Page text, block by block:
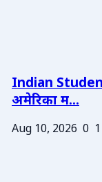
Indian
अमेरिका म...
Aug 10, 2026 0 1